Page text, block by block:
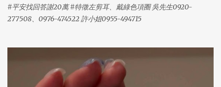
#平安找回答謝20萬 #特徵左剪耳、戴綠色項圈 吳先生0920-
277508、0976-474522 許小姐0955-494715